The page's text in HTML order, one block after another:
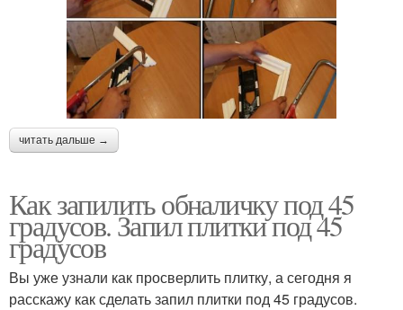
читать дальше →
Как запилить обналичку под 45
градусов. Запил плитки под 45
градусов
Вы уже узнали как просверлить плитку, а сегодня я
расскажу как сделать запил плитки под 45 градусов.